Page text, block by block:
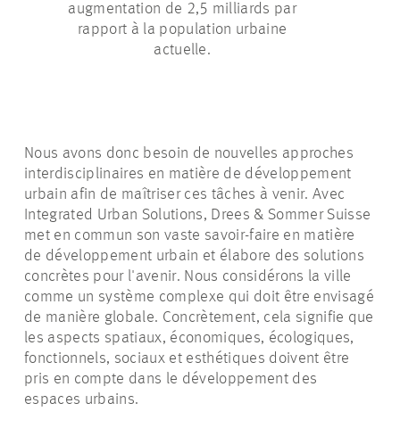
augmentation de 2,5 milliards par
rapport à la population urbaine
actuelle.
Nous avons donc besoin de nouvelles approches
interdisciplinaires en matière de développement
urbain afin de maîtriser ces tâches à venir. Avec
Integrated Urban Solutions, Drees & Sommer Suisse
met en commun son vaste savoir-faire en matière
de développement urbain et élabore des solutions
concrètes pour l'avenir. Nous considérons la ville
comme un système complexe qui doit être envisagé
de manière globale. Concrètement, cela signifie que
les aspects spatiaux, économiques, écologiques,
fonctionnels, sociaux et esthétiques doivent être
pris en compte dans le développement des
espaces urbains.